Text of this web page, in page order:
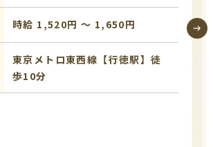
時給 1,520円 〜 1,650円
東京メトロ東西線【行徳駅】徒
歩10分